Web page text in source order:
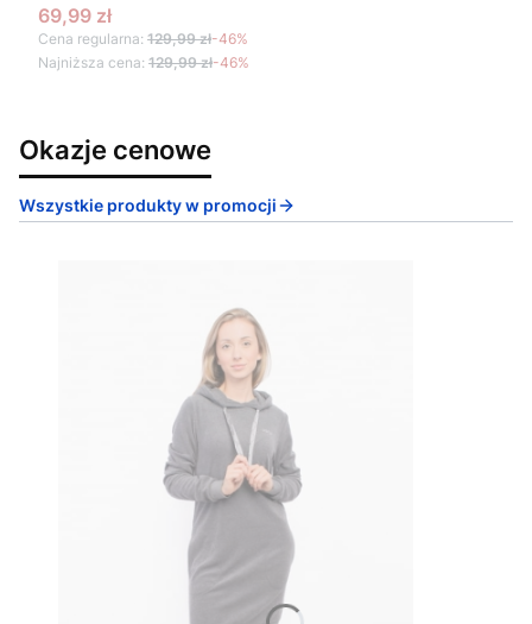
Cena promocyjna
69,99 zł
Cena regularna: 129,99 zł-46%
Najniższa cena: 129,99 zł-46%
Okazje cenowe
Wszystkie produkty w promocji